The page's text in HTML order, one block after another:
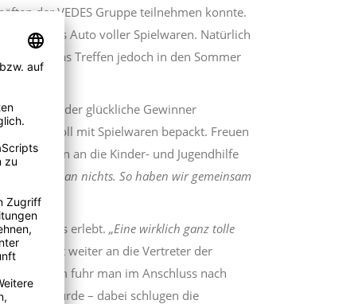
der VEDES Gruppe teilnehmen konnte.
ein ganzes Auto voller Spielwaren. Natürlich
musste das Treffen jedoch in den Sommer
nahm der glückliche Gewinner
randvoll mit Spielwaren bepackt. Freuen
Gewinn an die Kinder- und Jugendhilfe
wirklich an nichts. So haben wir gemeinsam
Gewinners erlebt. „Eine wirklich ganz tolle
direkt weiter an die Vertreter der
fuhr man im Anschluss nach
wurde – dabei schlugen die